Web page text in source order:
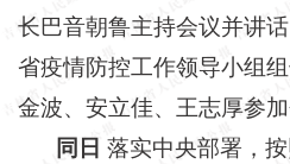
长巴音朝鲁主持会议并讲
省疫情防控工作领导小组
金波、安立佳、王志厚参加
同日 落实中央部署，